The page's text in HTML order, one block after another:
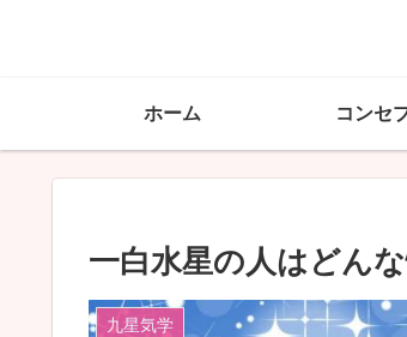
ホーム コンセ
一白水星の人はどん
九星気学